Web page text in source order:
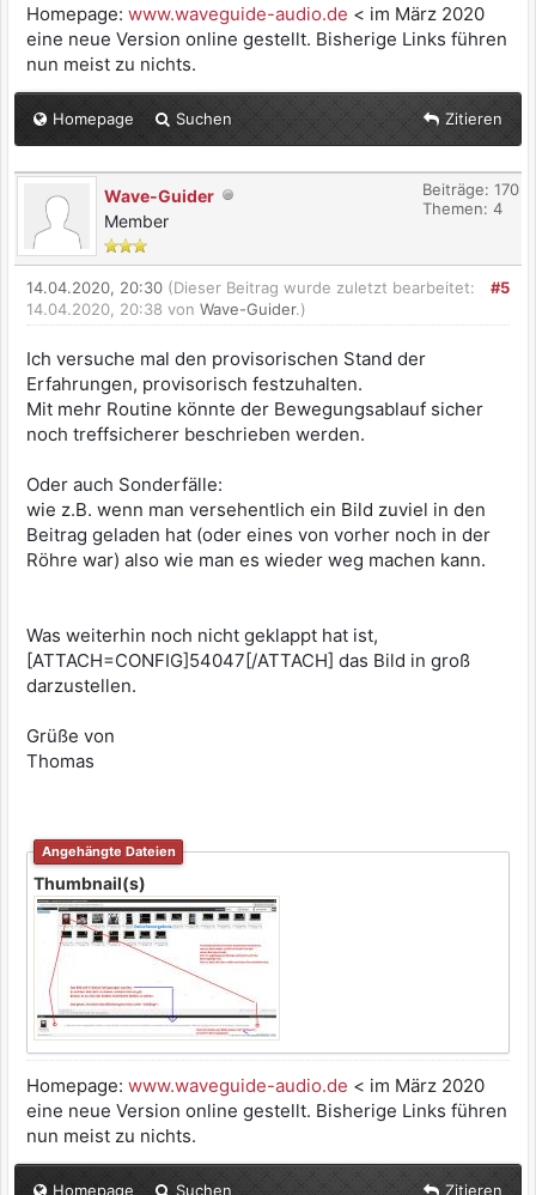
Homepage: www.waveguide-audio.de < im März 2020
eine neue Version online gestellt. Bisherige Links führen
nun meist zu nichts.
Homepage Suchen Zitieren
Wave-Guider
Member
Beiträge: 170
Themen: 4
#5
14.04.2020, 20:30 (Dieser Beitrag wurde zuletzt bearbeitet:
14.04.2020, 20:38 von Wave-Guider.)
Ich versuche mal den provisorischen Stand der
Erfahrungen, provisorisch festzuhalten.
Mit mehr Routine könnte der Bewegungsablauf sicher
noch treffsicherer beschrieben werden.
Oder auch Sonderfälle:
wie z.B. wenn man versehentlich ein Bild zuviel in den
Beitrag geladen hat (oder eines von vorher noch in der
Röhre war) also wie man es wieder weg machen kann.
Was weiterhin noch nicht geklappt hat ist,
[ATTACH=CONFIG]54047[/ATTACH] das Bild in groß
darzustellen.
Grüße von
Thomas
Angehängte Dateien
Thumbnail(s)
Homepage: www.waveguide-audio.de < im März 2020
eine neue Version online gestellt. Bisherige Links führen
nun meist zu nichts.
Homepage Suchen Zitieren